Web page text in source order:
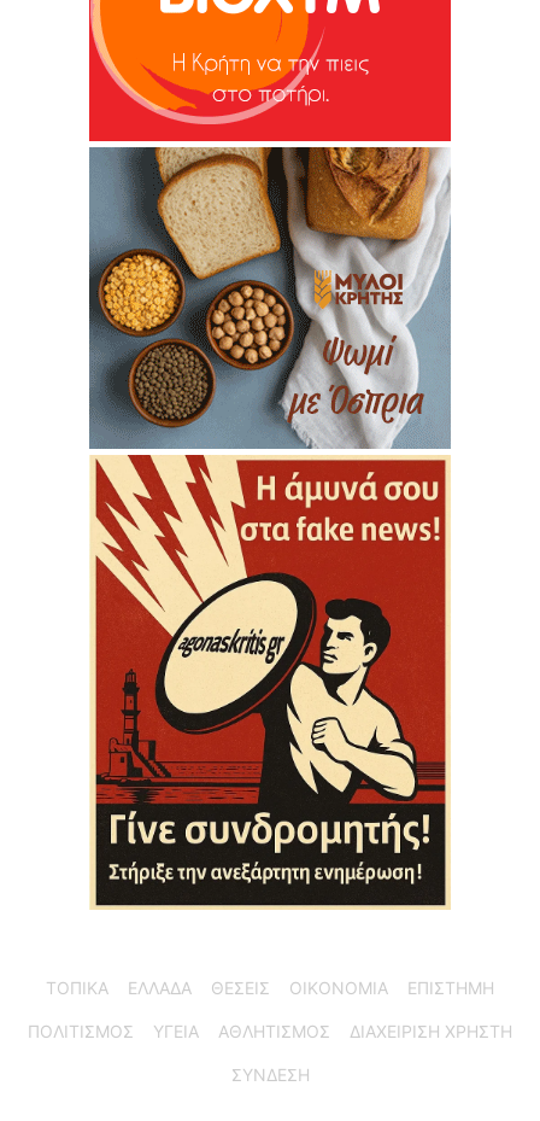
ΤΟΠΙΚΑ ΕΛΛΑΔΑ ΘΕΣΕΙΣ ΟΙΚΟΝΟΜΙΑ ΕΠΙΣΤΗΜΗ
ΠΟΛΙΤΙΣΜΟΣ ΥΓΕΙΑ ΑΘΛΗΤΙΣΜΟΣ ΔΙΑΧΕΙΡΙΣΗ ΧΡΗΣΤΗ
ΣΥΝΔΕΣΗ